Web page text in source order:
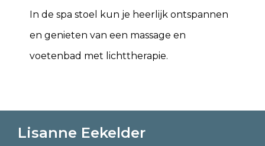
In de spa stoel kun je heerlijk ontspannen
en genieten van een massage en
voetenbad met lichttherapie.
Lisanne Eekelder